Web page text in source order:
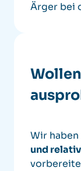
Ärger bei
Wir haben
und